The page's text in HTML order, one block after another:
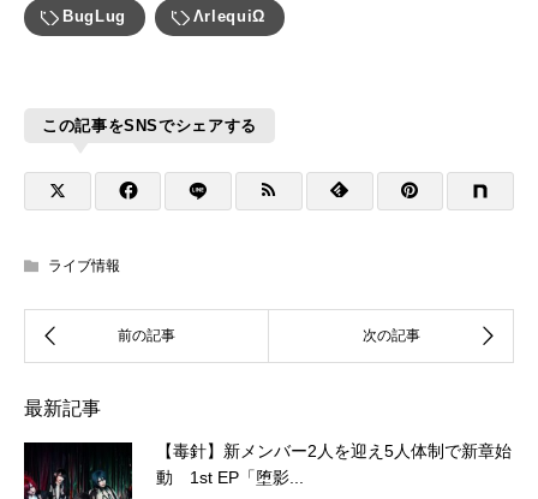
BugLug ΛrlequiΩ
この記事をSNSでシェアする
ライブ情報
最新記事
【毒針】新メンバー2人を迎え5人体制で新章始
動 1st EP「堕影...